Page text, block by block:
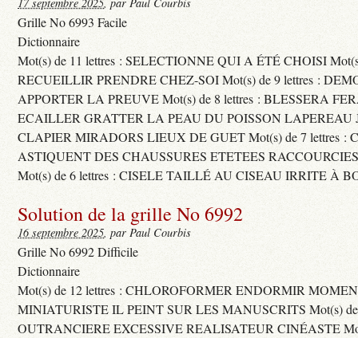
17 septembre 2025, par Paul Courbis
Grille No 6993 Facile
Dictionnaire
Mot(s) de 11 lettres : SELECTIONNE QUI A ÉTÉ CHOISI
RECUEILLIR PRENDRE CHEZ-SOI Mot(s) de 9 lettres :
APPORTER LA PREUVE Mot(s) de 8 lettres : BLESSERA
ECAILLER GRATTER LA PEAU DU POISSON LAPEREAU
CLAPIER MIRADORS LIEUX DE GUET Mot(s) de 7 lettres :
ASTIQUENT DES CHAUSSURES ETETEES
Mot(s) de 6 lettres : CISELE TAILLÉ AU CISEAU IRRITE À
Solution de la grille No 6992
16 septembre 2025, par Paul Courbis
Grille No 6992 Difficile
Dictionnaire
Mot(s) de 12 lettres : CHLOROFORMER ENDORMIR
MINIATURISTE IL PEINT SUR LES MANUSCRITS Mot(s) de
OUTRANCIERE EXCESSIVE REALISATEUR CINÉASTE